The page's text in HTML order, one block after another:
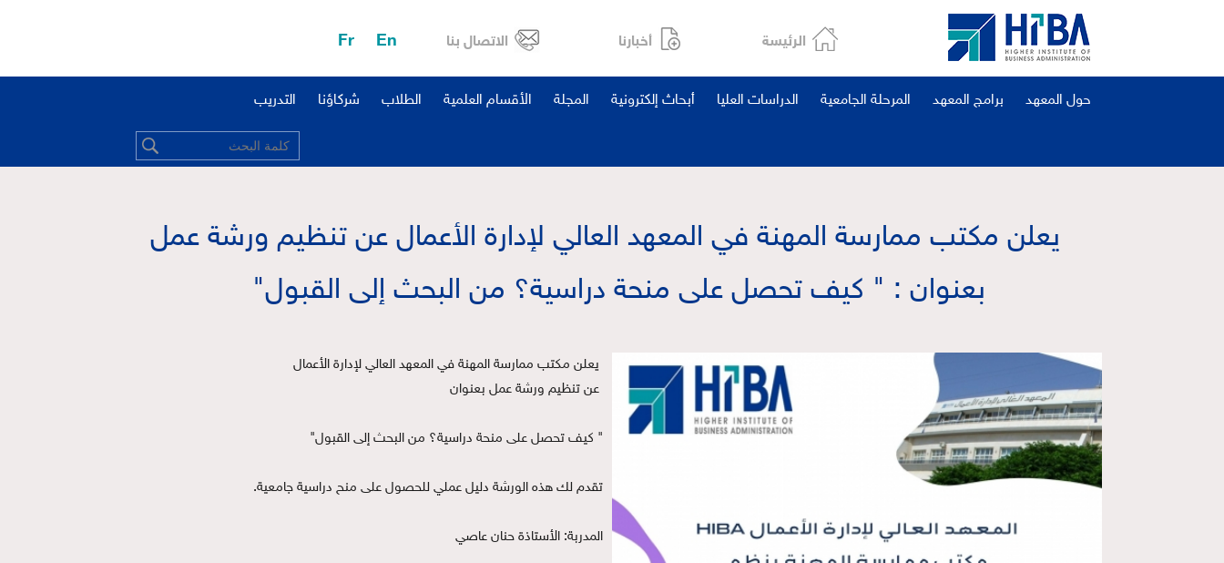
الرئيسة أخبارنا الاتصال بنا En
Fr
حول المعهد برامج المعهد المرحلة الجامعية الدراسات العليا أبحاث إلكترونية المجلة الأقسام العلمية الطلاب شركاؤنا التدريب
يعلن مكتب ممارسة المهنة في المعهد العالي لإدارة الأعمال عن تنظيم ورشة عمل
بعنوان : " كيف تحصل على منحة دراسية؟ من البحث إلى القبول"
يعلن مكتب ممارسة المهنة في المعهد العالي لإدارة الأعمال
" كيف تحصل على منحة دراسية؟ من البحث إلى القبول"
تقدم لك هذه الورشة دليل عملي للحصول على منح دراسية جامعية.
المدربة: الأستاذة حنان عاصي